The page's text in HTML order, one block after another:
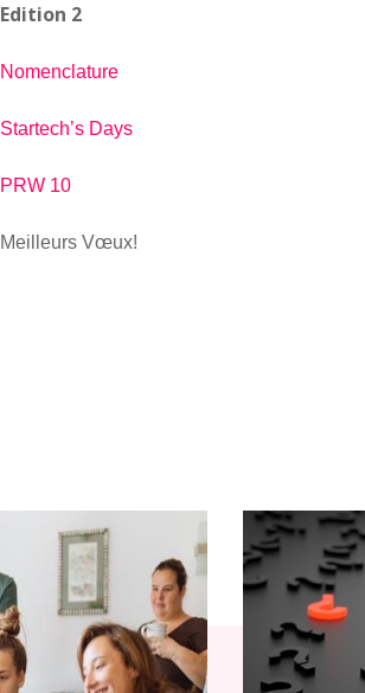
Edition 2
Nomenclature
Startech’s Days
PRW 10
Meilleurs Vœux!